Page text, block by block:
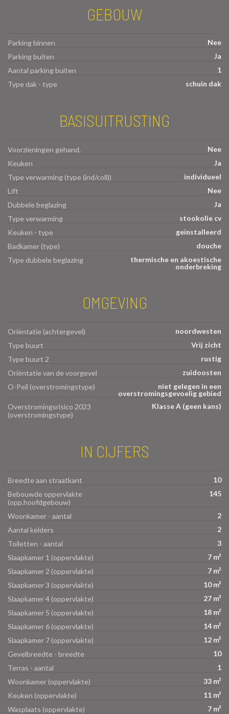
GEBOUW
Parking binnen
Nee
Parking buiten
Ja
Aantal parking buiten
1
Type dak - type
schuin dak
BASISUITRUSTING
Voorzieningen gehand.
Nee
Keuken
Ja
Type verwarming (type (ind/coll))
individueel
Lift
Nee
Dubbele beglazing
Ja
Type verwarming
stookolie cv
Keuken - type
geïnstalleerd
Badkamer (type)
douche
Type dubbele beglazing
thermische en akoestische
onderbreking
OMGEVING
Oriëntatie (achtergevel)
noordwesten
Type buurt
Vrij zicht
Type buurt 2
rustig
Oriëntatie van de voorgevel
zuidoosten
O-Peil (overstromingstype)
niet gelegen in een
overstromingsgevoelig gebied
Overstromingsrisico 2023
(overstromingstype)
Klasse A (geen kans)
IN CIJFERS
Breedte aan straatkant
10
Bebouwde oppervlakte
(opp.hoofdgebouw)
145
Woonkamer - aantal
2
Aantal kelders
2
Toiletten - aantal
3
Slaapkamer 1 (oppervlakte)
7 m²
Slaapkamer 2 (oppervlakte)
7 m²
Slaapkamer 3 (oppervlakte)
10 m²
Slaapkamer 4 (oppervlakte)
27 m²
Slaapkamer 5 (oppervlakte)
18 m²
Slaapkamer 6 (oppervlakte)
14 m²
Slaapkamer 7 (oppervlakte)
12 m²
Gevelbreedte - breedte
10
Terras - aantal
1
Woonkamer (oppervlakte)
33 m²
Keuken (oppervlakte)
11 m²
Wasplaats (oppervlakte)
7 m²